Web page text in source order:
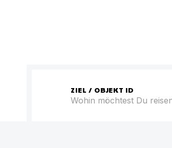
ZIEL / OBJEKT ID